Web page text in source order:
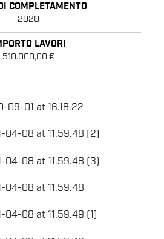
COMPLETAMENTO
2020
LAVORI
510.000,00 €